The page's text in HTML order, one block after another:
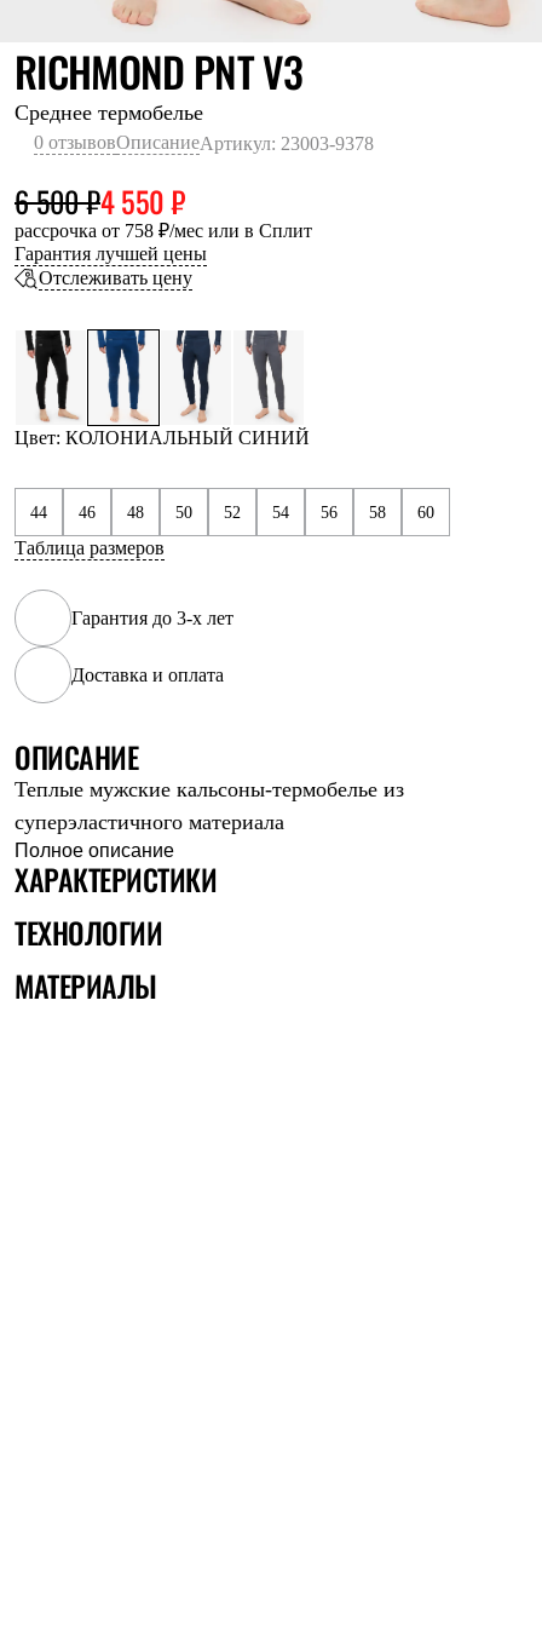
Теплое термобелье
Среднее термобелье
Легкое термобелье
Лёгкая одежда
Футболки
Рубашки
Брюки
Шорты
Женская одежда
Утепленная пухом
Куртки
Жилеты
Утепленная синтетикой
Куртки
Брюки
Штормовая одежда
Куртки
Куртки
Брюки
Лёгкая одежда
Рубашки
Толстовки
Брюки
Термобелье
Теплое термобелье
Среднее термобелье
Флисовая одежда
Куртки
Брюки
Утепленная пухом
Комбинезоны
Куртки
Утепленная синтетикой
Комбинезоны
Куртки
Брюки
ОПИСАНИЕ
Теплые мужские кальсоны-термобелье из
суперэластичного материала
Полное описание
ХАРАКТЕРИСТИКИ
ТЕХНОЛОГИИ
МАТЕРИАЛЫ
RICHMOND PNT V3
Среднее термобелье
0 отзывовОписаниеАртикул: 23003-9378
6 500 ₽4 550 ₽
рассрочка от 758 ₽/мес или в Сплит
Гарантия лучшей цены
Отслеживать цену
Цвет: КОЛОНИАЛЬНЫЙ СИНИЙ
44 46 48 50 52 54 56 58 60
Таблица размеров
Гарантия до 3-х лет
Доставка и оплата